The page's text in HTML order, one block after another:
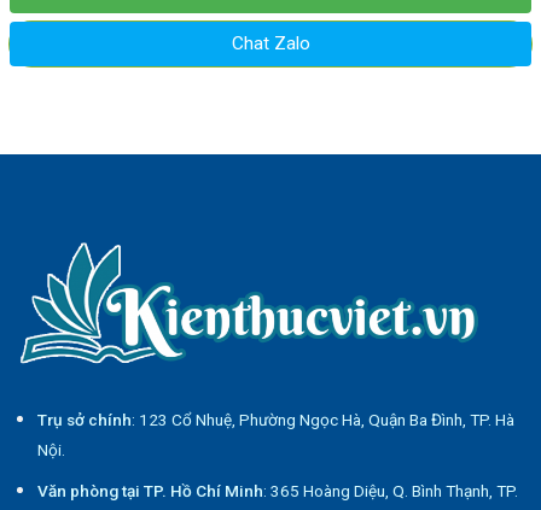
Chat Zalo
Trụ sở chính: 123 Cổ Nhuệ, Phường Ngọc Hà, Quận Ba Đình, TP. Hà
Nội.
Văn phòng tại TP. Hồ Chí Minh: 365 Hoàng Diệu, Q. Bình Thạnh, TP.